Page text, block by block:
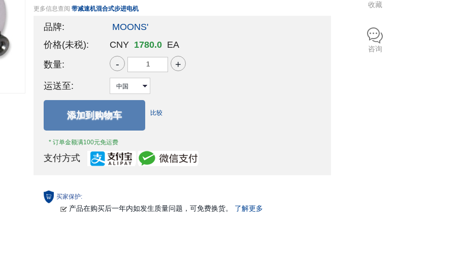
更多信息查阅 带减速机混合式步进电机
品牌:
MOONS'
价格(未税):
CNY 1780.0 EA
数量:
- +
运送至:
添加到购物车
* 订单金额满100元免运费
比较
支付方式
收藏
咨询
买家保护:
产品在购买后一年内如发生质量问题，可免费换货。 了解更多